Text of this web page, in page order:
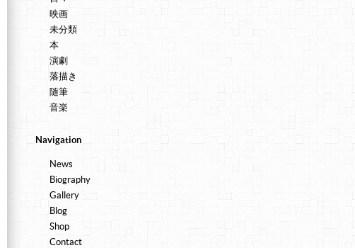
映画
未分類
本
演劇
落描き
随筆
音楽
Navigation
News
Biography
Gallery
Blog
Shop
Contact